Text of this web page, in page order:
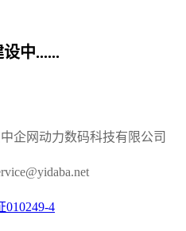
设中......
企网动力数码科技有限公司
010249-4